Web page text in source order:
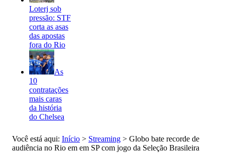
Loterj sob
pressão: STF
corta as asas
das apostas
fora do Rio
As
10
contratações
mais caras
da história
do Chelsea
Você está aqui: Início > Streaming > Globo bate recorde de
audiência no Rio em em SP com jogo da Seleção Brasileira